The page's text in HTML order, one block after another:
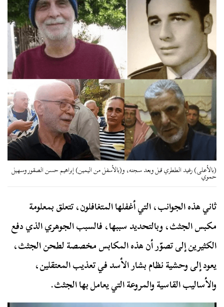
(بالأعلى) رغيد الططري قبل وبعد سجنه، و(بالأسفل من اليمين) إبراهيم حسن الصقور وسهيل
حموي
ثاني هذه الجوانب، التي أغفلها المتغافلون، تتعلق بمعلومة
مكبس الجثث، وبالتحديد سببها، فالسبب الجوهري الذي دفع
الكثيرين إلى تصوّر أن هذه المكابس مخصصة لطحن الجثث،
يعود إلى وحشية نظام بشار الأسد في تعذيب المعتقلين،
والأساليب القاسية والمروعة التي يعامل بها الجثث.